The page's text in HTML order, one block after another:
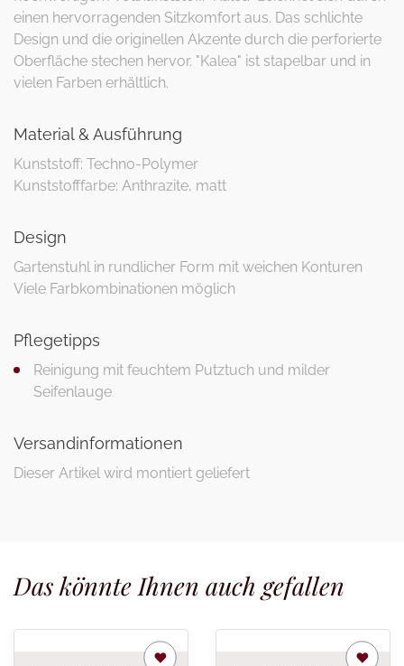
einen hervorragenden Sitzkomfort aus. Das schlichte
Design und die originellen Akzente durch die perforierte
Oberfläche stechen hervor. "Kalea" ist stapelbar und in
vielen Farben erhältlich.
Material & Ausführung
Kunststoff: Techno-Polymer
Kunststofffarbe: Anthrazite, matt
Design
Gartenstuhl in rundlicher Form mit weichen Konturen
Viele Farbkombinationen möglich
Pflegetipps
Reinigung mit feuchtem Putztuch und milder
Seifenlauge
Versandinformationen
Dieser Artikel wird montiert geliefert
Das könnte Ihnen auch gefallen